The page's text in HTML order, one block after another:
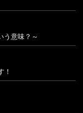
う意味？～
！